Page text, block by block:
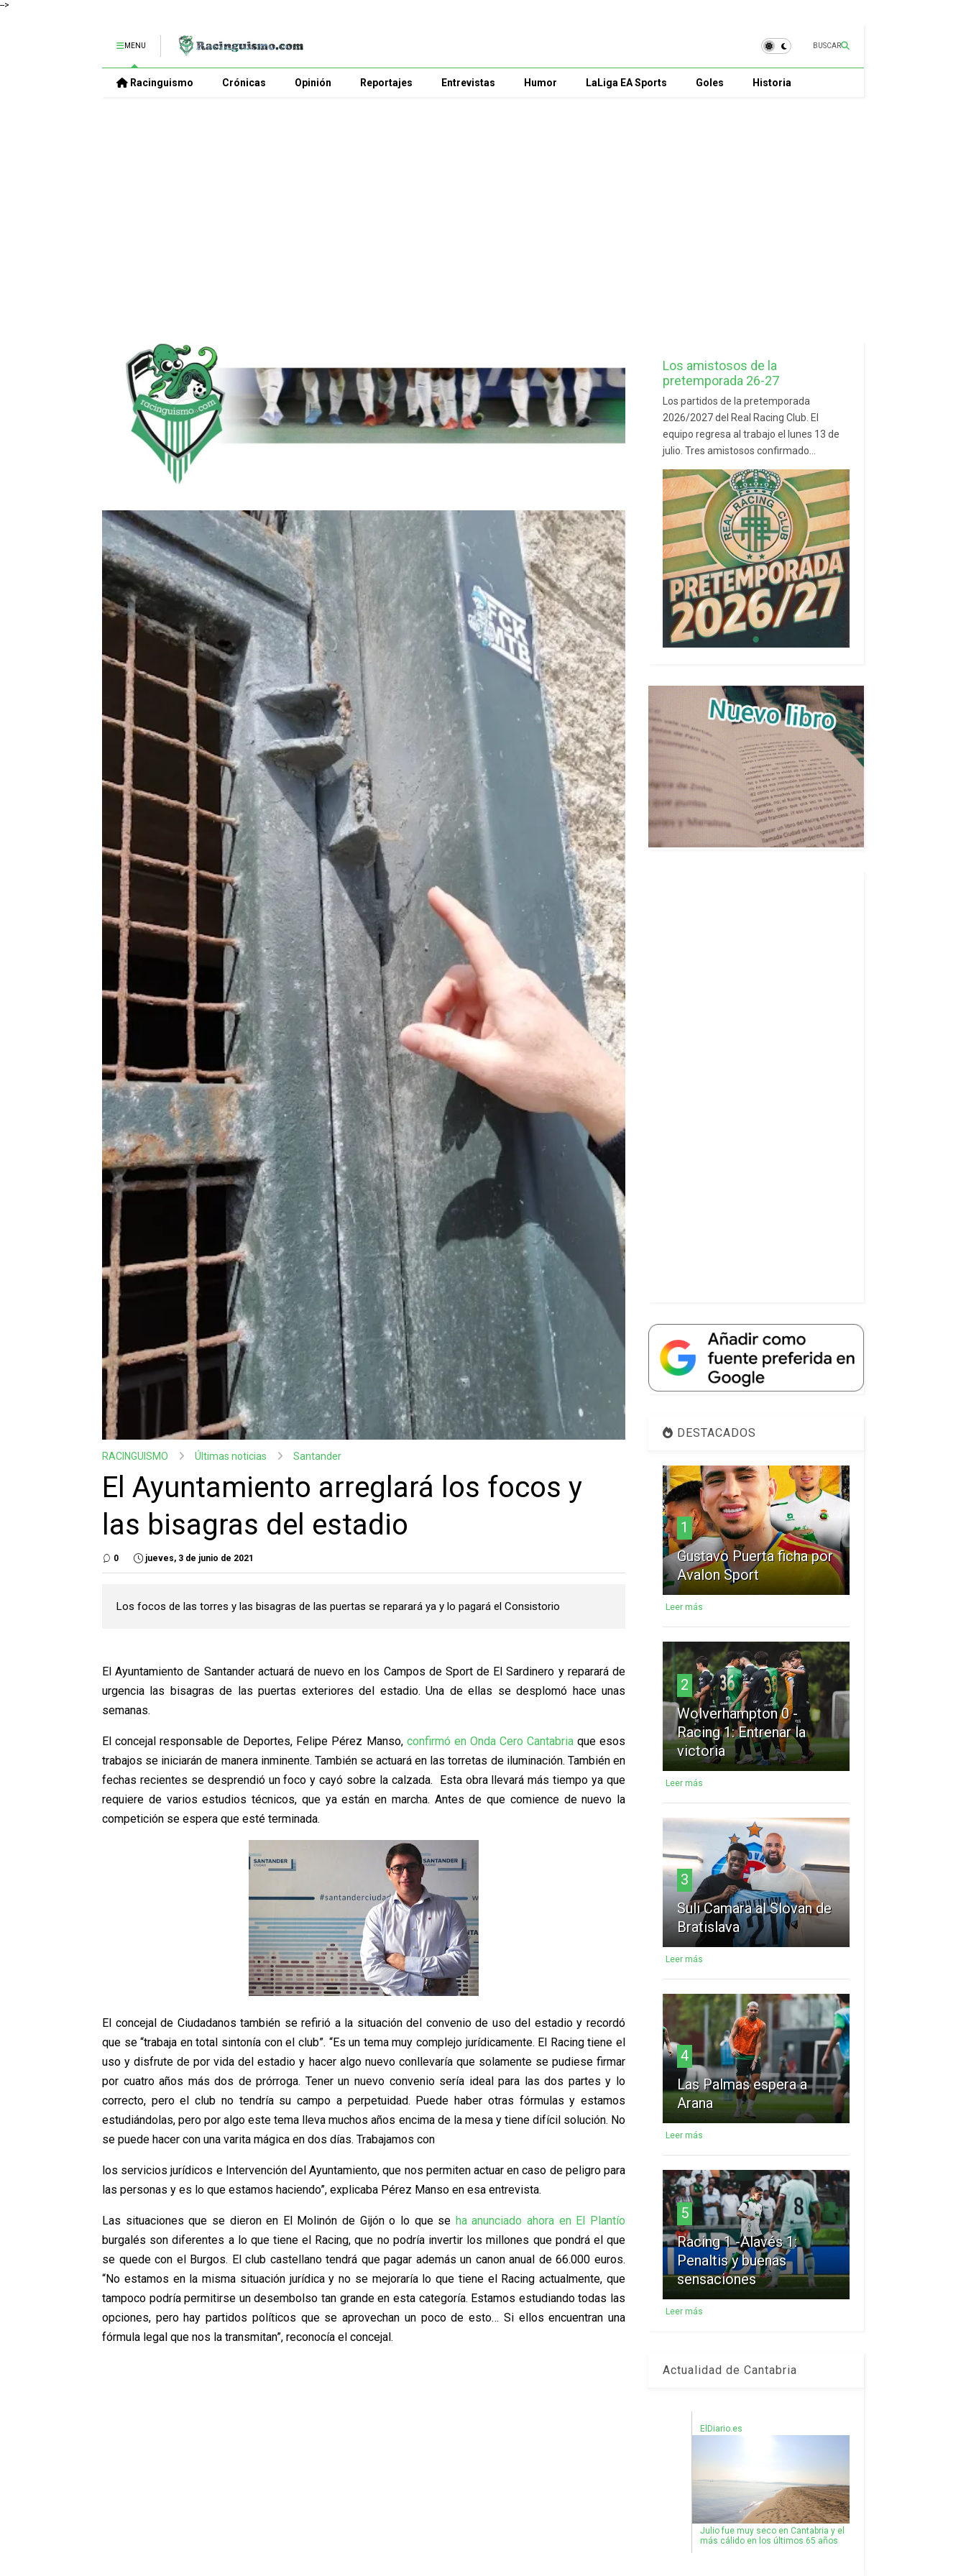
-->
MENU BUSCAR
Racinguismo Crónicas Opinión Reportajes Entrevistas Humor LaLiga EA Sports Goles Historia
RACINGUISMO Últimas noticias Santander
El Ayuntamiento arreglará los focos y
las bisagras del estadio
0 jueves, 3 de junio de 2021
Los focos de las torres y las bisagras de las puertas se reparará ya y lo pagará el Consistorio
El Ayuntamiento de Santander actuará de nuevo en los Campos de Sport de El Sardinero y reparará de
urgencia las bisagras de las puertas exteriores del estadio. Una de ellas se desplomó hace unas
semanas.
El concejal responsable de Deportes, Felipe Pérez Manso, confirmó en Onda Cero Cantabriaque esos
trabajos se iniciarán de manera inminente. También se actuará en las torretas de iluminación. También en
fechas recientes se desprendió un foco y cayó sobre la calzada. Esta obra llevará más tiempo ya que
requiere de varios estudios técnicos, que ya están en marcha. Antes de que comience de nuevo la
competición se espera que esté terminada.
El concejal de Ciudadanos también se refirió a la situación del convenio de uso del estadio y recordó
que se “trabaja en total sintonía con el club”. “Es un tema muy complejo jurídicamente. El Racing tiene el
uso y disfrute de por vida del estadio y hacer algo nuevo conllevaría que solamente se pudiese firmar
por cuatro años más dos de prórroga. Tener un nuevo convenio sería ideal para las dos partes y lo
correcto, pero el club no tendría su campo a perpetuidad. Puede haber otras fórmulas y estamos
estudiándolas, pero por algo este tema lleva muchos años encima de la mesa y tiene difícil solución. No
se puede hacer con una varita mágica en dos días. Trabajamos con
los servicios jurídicos e Intervención del Ayuntamiento, que nos permiten actuar en caso de peligro para
las personas y es lo que estamos haciendo”, explicaba Pérez Manso en esa entrevista.
Las situaciones que se dieron en El Molinón de Gijón o lo que se ha anunciado ahora en El Plantío
burgalés son diferentes a lo que tiene el Racing, que no podría invertir los millones que pondrá el que
se quede con el Burgos. El club castellano tendrá que pagar además un canon anual de 66.000 euros.
“No estamos en la misma situación jurídica y no se mejoraría lo que tiene el Racing actualmente, que
tampoco podría permitirse un desembolso tan grande en esta categoría. Estamos estudiando todas las
opciones, pero hay partidos políticos que se aprovechan un poco de esto… Si ellos encuentran una
fórmula legal que nos la transmitan”, reconocía el concejal.
Los amistosos de la
pretemporada 26-27
Los partidos de la pretemporada
2026/2027 del Real Racing Club. El
equipo regresa al trabajo el lunes 13 de
julio. Tres amistosos confirmado...
DESTACADOS
1
Gustavo Puerta ficha por
Avalon Sport
Leer más
2
Wolverhampton 0 -
Racing 1: Entrenar la
victoria
Leer más
3
Suli Camara al Slovan de
Bratislava
Leer más
4
Las Palmas espera a
Arana
Leer más
5
Racing 1 -Alavés 1:
Penaltis y buenas
sensaciones
Leer más
Actualidad de Cantabria
ElDiario.es
Julio fue muy seco en Cantabria y el
más cálido en los últimos 65 años